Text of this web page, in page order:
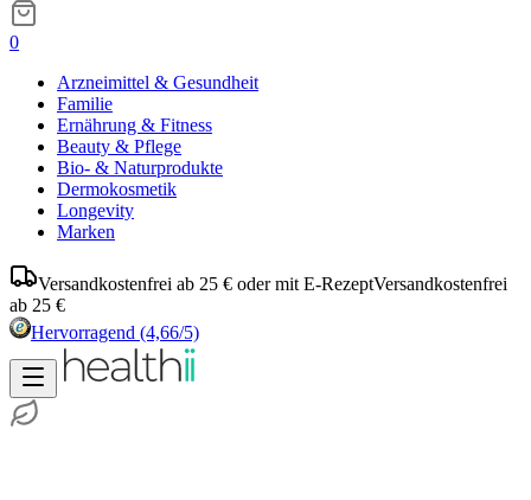
0
Arzneimittel & Gesundheit
Familie
Ernährung & Fitness
Beauty & Pflege
Bio- & Naturprodukte
Dermokosmetik
Longevity
Marken
Versandkostenfrei ab 25 € oder mit E-RezeptVersandkostenfrei
ab 25 €
Hervorragend (4,66/5)